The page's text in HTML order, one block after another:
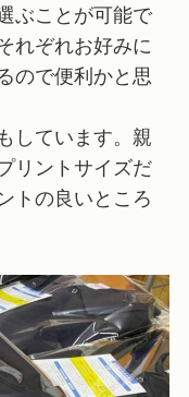
ぶことが可能で
れぞれお好みに
ので便利かと思
しています。親
リントサイズだ
トの良いところ